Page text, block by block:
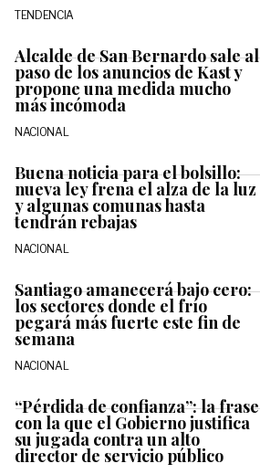
TENDENCIA
Alcalde de San Bernardo sale al
paso de los anuncios de Kast y
propone una medida mucho
más incómoda
NACIONAL
Buena noticia para el bolsillo:
nueva ley frena el alza de la luz
y algunas comunas hasta
tendrán rebajas
NACIONAL
Santiago amanecerá bajo cero:
los sectores donde el frío
pegará más fuerte este fin de
semana
NACIONAL
“Pérdida de confianza”: la frase
con la que el Gobierno justifica
su jugada contra un alto
director de servicio público